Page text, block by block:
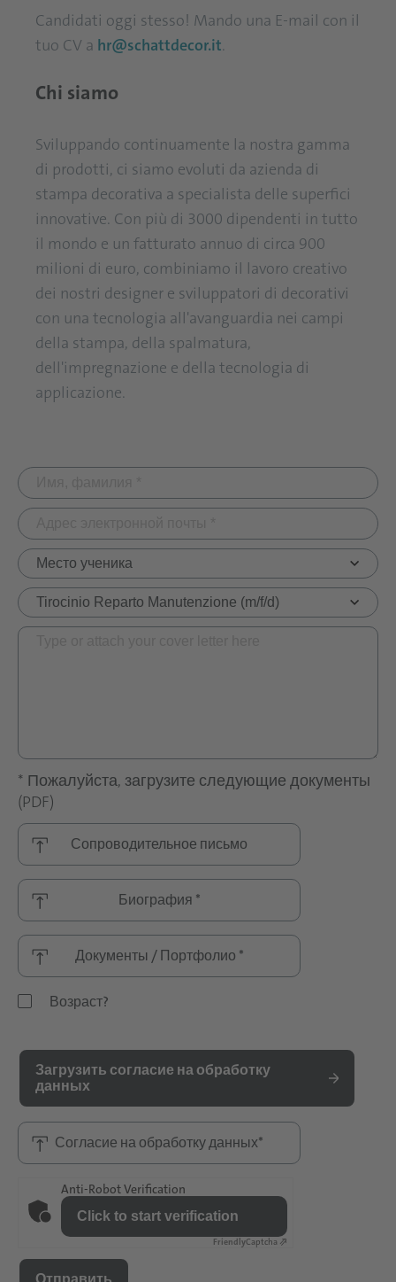
Candidati oggi stesso! Mando una E-mail con il
tuo CV a hr@schattdecor.it.
Chi siamo
Sviluppando continuamente la nostra gamma
di prodotti, ci siamo evoluti da azienda di
stampa decorativa a specialista delle superfici
innovative. Con più di 3000 dipendenti in tutto
il mondo e un fatturato annuo di circa 900
milioni di euro, combiniamo il lavoro creativo
dei nostri designer e sviluppatori di decorativi
con una tecnologia all'avanguardia nei campi
della stampa, della spalmatura,
dell'impregnazione e della tecnologia di
applicazione.
* Пожалуйста, загрузите следующие документы
(PDF)
Сопроводительное письмо
Биография *
Документы / Портфолио *
Возраст?
Загрузить согласие на обработку
данных
Согласие на обработку данных*
Anti-Robot Verification
Click to start verification
FriendlyCaptcha ⇗